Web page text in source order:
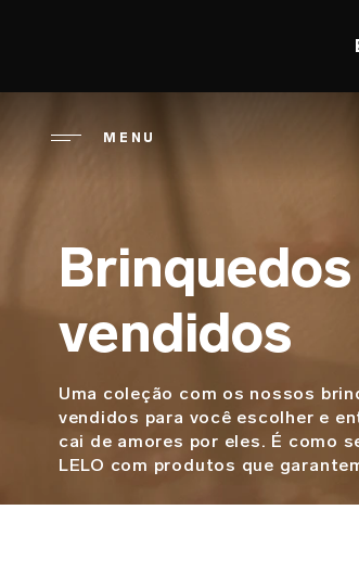
conteúdo
DIA DO
MENU
vendidos
Descrição
Uma coleção com os nossos
vendidos para você escolher e
cai de amores por eles. É como
LELO com produtos que